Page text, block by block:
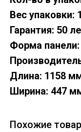
Вес упаковки:
Гарантия: 50
Форма
Длина: 1158
Ширина: 447
Похожие